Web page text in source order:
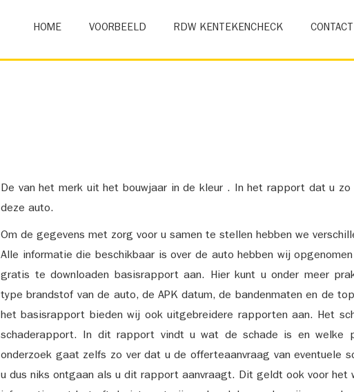
HOME VOORBEELD RDW KENTEKENCHECK CONTACT
De van het merk uit het bouwjaar in de kleur . In het rapport dat u
deze auto.
Om de gegevens met zorg voor u samen te stellen hebben we
Alle informatie die beschikbaar is over de auto hebben wij
gratis te downloaden basisrapport aan. Hier kunt u onder meer
type brandstof van de auto, de APK datum, de bandenmaten en de
het basisrapport bieden wij ook uitgebreidere rapporten aan. Het
schaderapport. In dit rapport vindt u wat de schade is en welke
onderzoek gaat zelfs zo ver dat u de offerteaanvraag van eventuele
u dus niks ontgaan als u dit rapport aanvraagt. Dit geldt ook voor